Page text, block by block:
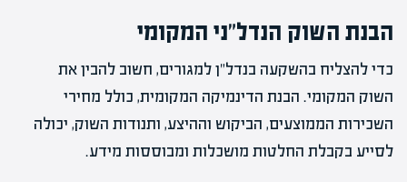
הבנת השוק הנדל"ני המקומי
כדי להצליח בהשקעה בנדל"ן למגורים, חשוב להבין את
השוק המקומי. הבנת הדינמיקה המקומית, כולל מחירי
השכירות הממוצעים, הביקוש וההיצע, ותנודות השוק, יכולה
לסייע בקבלת החלטות מושכלות ומבוססות מידע.